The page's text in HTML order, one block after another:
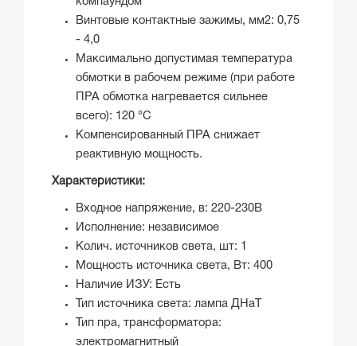
Винтовые контактные зажимы, мм2: 0,75
- 4,0
Максимально допустимая температура
обмотки в рабочем режиме (при работе
ПРА обмотка нагревается сильнее
всего): 120 °С
Компенсированный ПРА снижает
реактивную мощность.
Характеристики:
Входное напряжение, в: 220-230В
Исполнение: независимое
Колич. источников света, шт: 1
Мощность источника света, Вт: 400
Наличие ИЗУ: Есть
Тип источника света: лампа ДНаТ
Тип пра, трансформатора:
электромагнитный